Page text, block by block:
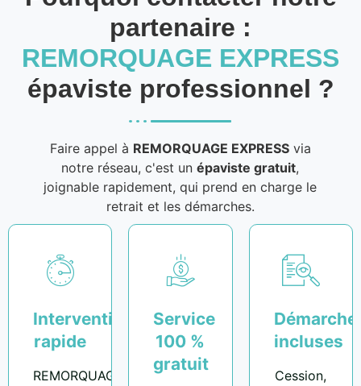
partenaire :
REMORQUAGE EXPRESS
épaviste professionnel ?
Faire appel à REMORQUAGE EXPRESSvia
notre réseau, c'est unépaviste gratuit,
joignable rapidement, qui prend en charge le
retrait et les démarches.
Intervention
rapide
REMORQUAGE
Service
100 %
gratuit
incluses
Cession,